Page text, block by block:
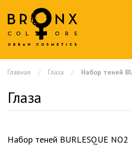
Главная Глаза Набор теней
Глаза
Набор теней BURLESQUE NO2